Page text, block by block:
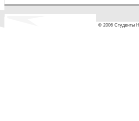
© 2006 Студенты